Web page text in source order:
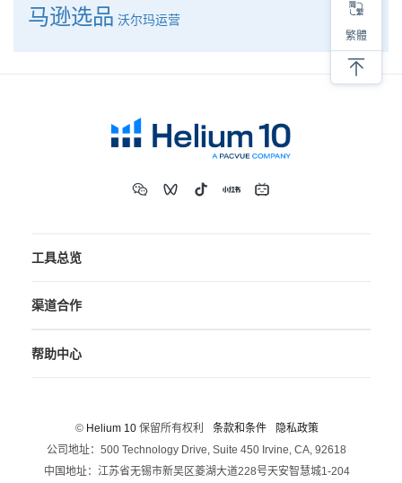
马逊选品 沃尔玛运营
工具总览
渠道合作
帮助中心
© Helium 10保留所有权利 条款和条件
隐私政策
公司地址：500 Technology Drive, Suite 450 Irvine, CA, 92618
中国地址：江苏省无锡市新吴区菱湖大道228号天安智慧城1-204
繁體